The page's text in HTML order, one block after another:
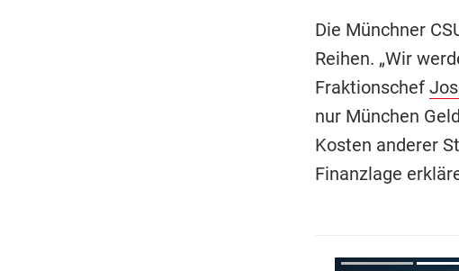
Die Münchner
Reihen. „Wir
Fraktionschef
nur München
Kosten anderer
Finanzlage